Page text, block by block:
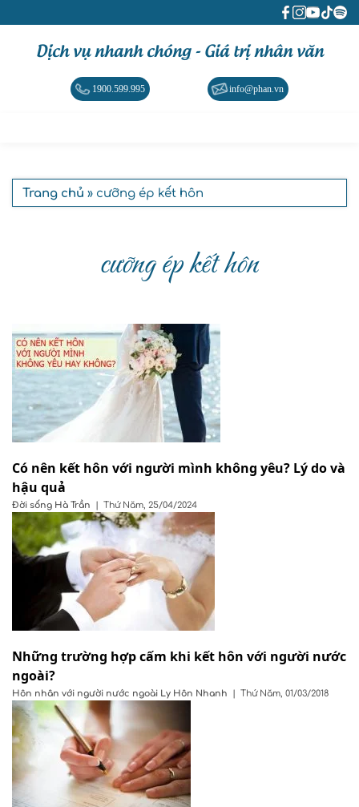
Dịch vụ nhanh chóng - Giá trị nhân văn
1900.599.995 info@phan.vn
Trang chủ » cưỡng ép kết hôn
cưỡng ép kết hôn
Có nên kết hôn với người mình không yêu? Lý do và
hậu quả
Đời sống Hà Trần | Thứ Năm, 25/04/2024
Những trường hợp cấm khi kết hôn với người nước
ngoài?
Hôn nhân với người nước ngoài Ly Hôn Nhanh | Thứ Năm, 01/03/2018